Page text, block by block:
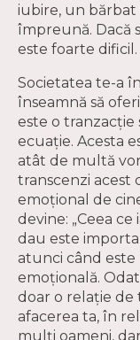
iubire, un bărbat
împreună. Dacă
este foarte dificil.
Societatea te-a
înseamnă să
este o tranzacţie
ecuație. Acesta
atât de multă
transcenzi acest
emoțional de
devine: „Ceea
dau este
atunci când este
emoțională.
doar o relație de
afacerea ta, în
mulți oameni,